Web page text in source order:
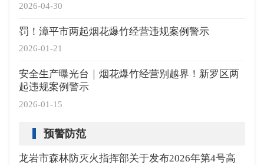
2026-04-30
2026-01-21
罚！漳平市两起烟花爆竹经营违规案例警示
2026-01-15
安全生产曝光台｜烟花爆竹经营别越界！新罗区两
起违规案例警示
预警防范
龙岩市森林防灭火指挥部关于发布2026年第4号高